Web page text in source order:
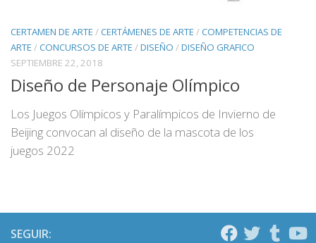
CERTAMEN DE ARTE /CERTÁMENES DE ARTE /COMPETENCIAS DE
ARTE /CONCURSOS DE ARTE /DISEÑO /DISEÑO GRAFICO
SEPTIEMBRE 22, 2018
Diseño de Personaje Olímpico
Los Juegos Olímpicos y Paralímpicos de Invierno de
Beijing convocan al diseño de la mascota de los
juegos 2022
SEGUIR: